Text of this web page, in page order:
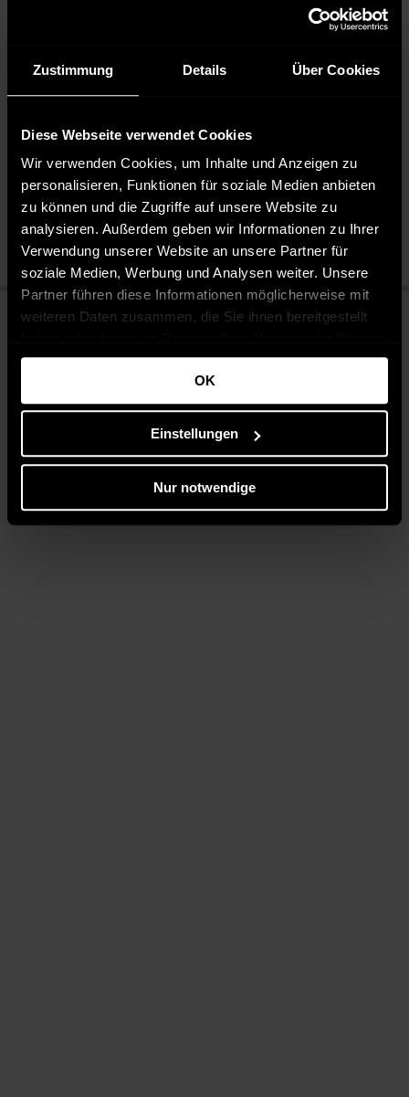
Zustimmung Details Über Cookies
Diese Webseite verwendet Cookies
Wir verwenden Cookies, um Inhalte und Anzeigen zu
personalisieren, Funktionen für soziale Medien anbieten
zu können und die Zugriffe auf unsere Website zu
analysieren. Außerdem geben wir Informationen zu Ihrer
Verwendung unserer Website an unsere Partner für
soziale Medien, Werbung und Analysen weiter. Unsere
Partner führen diese Informationen möglicherweise mit
weiteren Daten zusammen, die Sie ihnen bereitgestellt
gesammelt haben.
OK
Einstellungen
Nur notwendige
DESIGNED IN GERMANY: Mit Liebe zum Detail in
Pflegehinweise
Nicht bügeln
Pflegeleicht 30 °C
Bleichen nicht erlaubt
Nicht chemisch reinigen